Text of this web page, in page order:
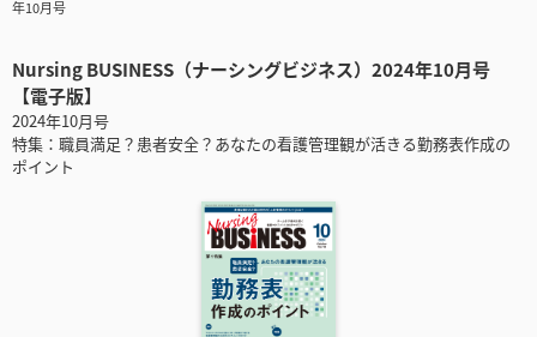
年10月号
Nursing BUSINESS（ナーシングビジネス）2024年10月号
【電子版】
2024年10月号
特集：職員満足？患者安全？あなたの看護管理観が活きる勤務表作成の
ポイント